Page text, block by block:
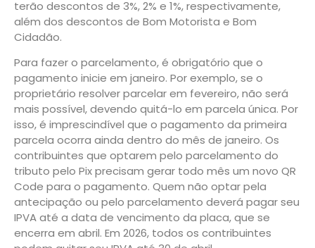
terão descontos de 3%, 2% e 1%, respectivamente,
além dos descontos de Bom Motorista e Bom
Cidadão.
Para fazer o parcelamento, é obrigatório que o
pagamento inicie em janeiro. Por exemplo, se o
proprietário resolver parcelar em fevereiro, não será
mais possível, devendo quitá-lo em parcela única. Por
isso, é imprescindível que o pagamento da primeira
parcela ocorra ainda dentro do mês de janeiro. Os
contribuintes que optarem pelo parcelamento do
tributo pelo Pix precisam gerar todo mês um novo QR
Code para o pagamento. Quem não optar pela
antecipação ou pelo parcelamento deverá pagar seu
IPVA até a data de vencimento da placa, que se
encerra em abril. Em 2026, todos os contribuintes